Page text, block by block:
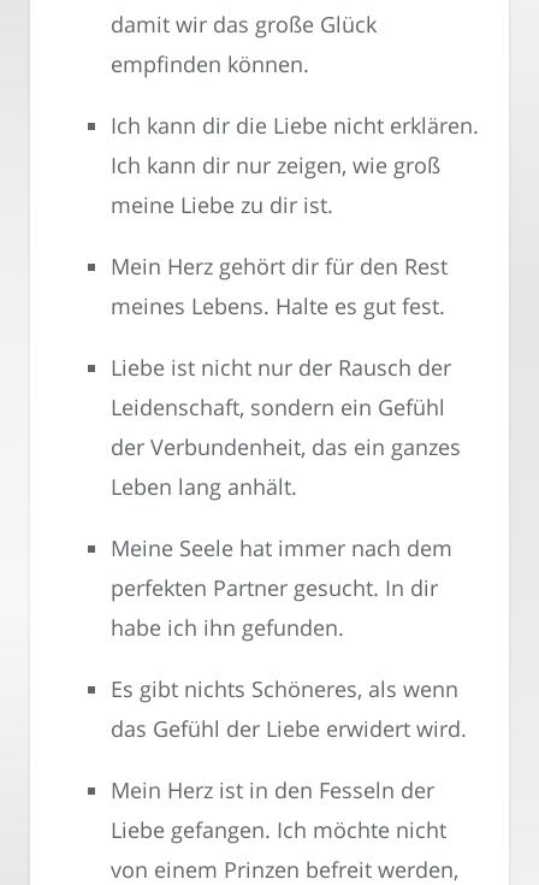
damit wir das große Glück
empfinden können.
Ich kann dir die Liebe nicht erklären.
Ich kann dir nur zeigen, wie groß
meine Liebe zu dir ist.
Mein Herz gehört dir für den Rest
meines Lebens. Halte es gut fest.
Liebe ist nicht nur der Rausch der
Leidenschaft, sondern ein Gefühl
der Verbundenheit, das ein ganzes
Leben lang anhält.
Meine Seele hat immer nach dem
perfekten Partner gesucht. In dir
habe ich ihn gefunden.
Es gibt nichts Schöneres, als wenn
das Gefühl der Liebe erwidert wird.
Mein Herz ist in den Fesseln der
Liebe gefangen. Ich möchte nicht
von einem Prinzen befreit werden,